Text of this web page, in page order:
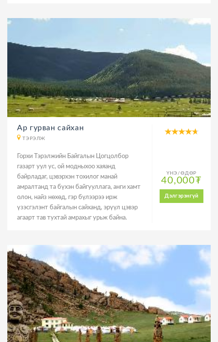
Ар гурван сайхан
ТЭРЭЛЖ
Горхи Тэрэлжийн Байгалын Цогцолбор
газарт уул ус, ой модныхоо хаяанд
байрладаг, цэвэрхэн тохилог манай
амралтанд та бүхэн байгууллага, анги хамт
олон, найз нөхөд, гэр бүлээрээ ирж
үзэсгэлэнт байгалын сайханд, эрүүл цэвэр
агаарт тав тухтай амрахыг урьж байна.
ҮНЭ/ӨДӨР
40,000₮
Дэлгэрэнгүй